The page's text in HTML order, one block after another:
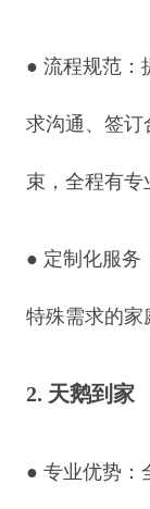
● 流程规范：
求沟通、签订
束，全程有专
● 定制化服务
特殊需求的家
2. 天鹅到家
● 专业优势：